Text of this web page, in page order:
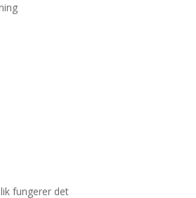
fungerer det